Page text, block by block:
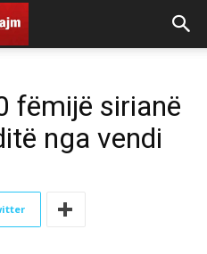
fëmijë sirianë
nga vendi